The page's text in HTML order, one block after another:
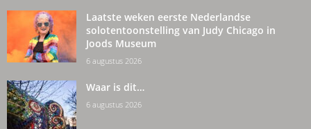
Laatste weken eerste Nederlandse
solotentoonstelling van Judy Chicago in
Joods Museum
6 augustus 2026
Waar is dit…
6 augustus 2026